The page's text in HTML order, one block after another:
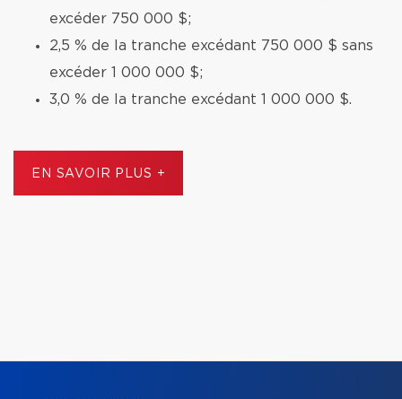
excéder 750 000 $;
2,5 % de la tranche excédant 750 000 $ sans
excéder 1 000 000 $;
3,0 % de la tranche excédant 1 000 000 $.
EN SAVOIR PLUS +